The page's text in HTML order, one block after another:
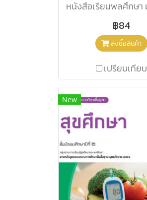
฿84
สั่งซื้อสินค้า
เปรียบเทียบ
New